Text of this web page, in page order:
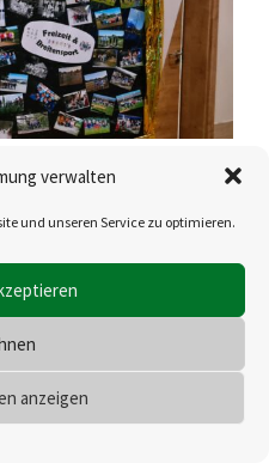
verwalten
und unseren Service zu optimieren.
anzeigen